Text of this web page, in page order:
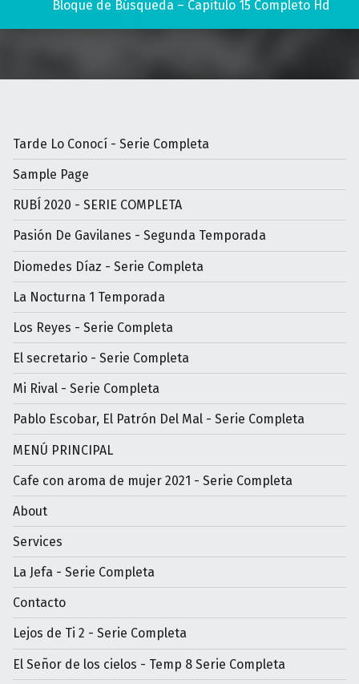
Bloque de Búsqueda – Capitulo 15 Completo Hd
Tarde Lo Conocí - Serie Completa
Sample Page
RUBÍ 2020 - SERIE COMPLETA
Pasión De Gavilanes - Segunda Temporada
Diomedes Díaz - Serie Completa
La Nocturna 1 Temporada
Los Reyes - Serie Completa
El secretario - Serie Completa
Mi Rival - Serie Completa
Pablo Escobar, El Patrón Del Mal - Serie Completa
MENÚ PRINCIPAL
Cafe con aroma de mujer 2021 - Serie Completa
About
Services
La Jefa - Serie Completa
Contacto
Lejos de Ti 2 - Serie Completa
El Señor de los cielos - Temp 8 Serie Completa